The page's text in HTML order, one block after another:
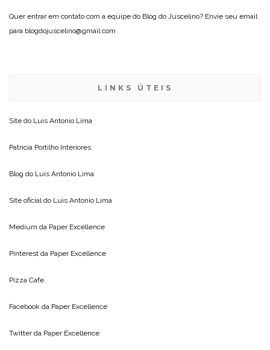
Quer entrar em contato com a equipe do Blog do Juscelino? Envie seu email
para blogdojuscelino@gmail.com
LINKS ÚTEIS
Site do Luis Antonio Lima
Patricia Portilho Interiores
Blog do Luis Antonio Lima
Site oficial do Luis Antonio Lima
Medium da Paper Excellence
Pinterest da Paper Excellence
Pizza Cafe
Facebook da Paper Excellence
Twitter da Paper Excellence